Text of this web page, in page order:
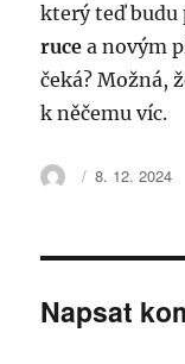
který teď budu
ruce a novým
čeká? Možná,
k něčemu víc.
Autor:
Publikováno:
8. 12. 2024
Napsat